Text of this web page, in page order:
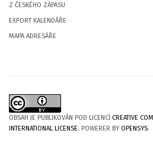
Z ČESKÉHO ZÁPASU
EXPORT KALENDÁŘE
MAPA ADRESÁŘE
OBSAH JE PUBLIKOVÁN POD LICENCÍ CREATIVE
INTERNATIONAL LICENSE. POWERER BYOPENSYS.